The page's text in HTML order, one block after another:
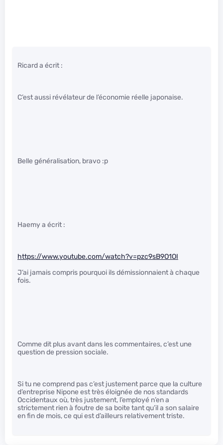
Ricard a écrit :
C’est aussi révélateur de l’économie réelle japonaise.
Belle généralisation, bravo :p
Haemy a écrit :
https://www.youtube.com/watch?v=pzc9sB9O1OI
J’ai jamais compris pourquoi ils démissionnaient à chaque
fois.
Comme dit plus avant dans les commentaires, c’est une
question de pression sociale.
Si tu ne comprend pas c’est justement parce que la culture
d’entreprise Nipone est très éloignée de nos standards
Occidentaux où, très justement, l’employé n’en a
strictement rien à foutre de sa boite tant qu’il a son salaire
en fin de mois, ce qui est d’ailleurs relativement triste.